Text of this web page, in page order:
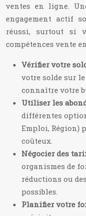
ventes en ligne.
engagement actif
réussi, surtout si
compétences vente
Vérifier votre
votre solde sur
connaître votre
Utiliser les
différentes
Emploi, Région)
coûteux.
Négocier des
organismes de
réductions ou
possibles.
Planifier votre